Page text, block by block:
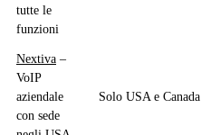
tutte le
funzioni
Nextiva –
VoIP
aziendale
con sede
Solo USA e Canada